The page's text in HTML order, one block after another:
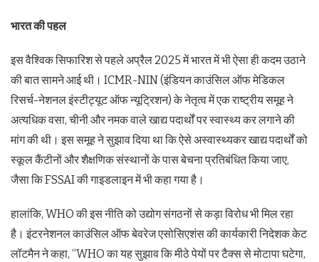
भारत की पहल
इस वैश्विक सिफारिश से पहले अप्रैल 2025 में भारत में भी ऐसा ही कदम उठाने
की बात सामने आई थी। ICMR-NIN (इंडियन काउंसिल ऑफ मेडिकल
रिसर्च-नेशनल इंस्टीट्यूट ऑफ न्यूट्रिशन) के नेतृत्व में एक राष्ट्रीय समूह ने
अत्यधिक वसा, चीनी और नमक वाले खाद्य पदार्थों पर स्वास्थ्य कर लगाने की
मांग की थी। इस समूह ने सुझाव दिया था कि ऐसे अस्वास्थ्यकर खाद्य पदार्थों को
स्कूल कैंटीनों और शैक्षणिक संस्थानों के पास बेचना प्रतिबंधित किया जाए,
जैसा कि FSSAI की गाइडलाइन में भी कहा गया है।
हालांकि, WHO की इस नीति को उद्योग संगठनों से कड़ा विरोध भी मिल रहा
है। इंटरनेशनल काउंसिल ऑफ बेवरेज एसोसिएशंस की कार्यकारी निदेशक केट
लॉटमैन ने कहा, “WHO का यह सुझाव कि मीठे पेयों पर टैक्स से मोटापा घटेगा,